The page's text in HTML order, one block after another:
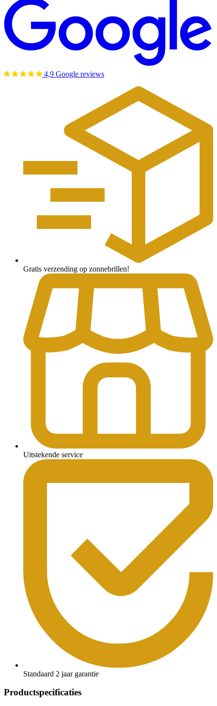
4,9 Google reviews
Gratis verzending op zonnebrillen!
Uitstekende service
Standaard 2 jaar garantie
Productspecificaties